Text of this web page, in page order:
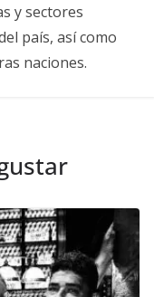
y sectores
país, así como
naciones.